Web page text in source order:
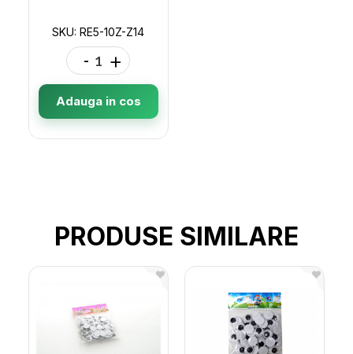
SKU: RE5-10Z-Z14
- +
Adauga in cos
PRODUSE SIMILARE